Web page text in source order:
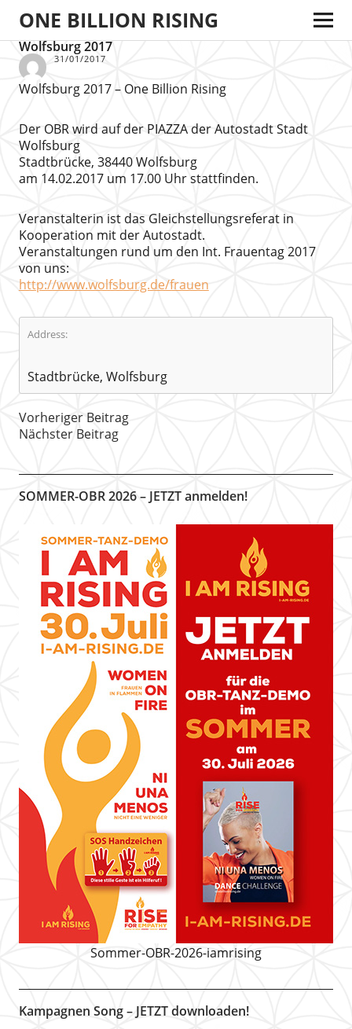
ONE BILLION RISING
Wolfsburg 2017
31/01/2017
Wolfsburg 2017 – One Billion Rising
Der OBR wird auf der PIAZZA der Autostadt Stadt
Wolfsburg
Stadtbrücke, 38440 Wolfsburg
am 14.02.2017 um 17.00 Uhr stattfinden.
Veranstalterin ist das Gleichstellungsreferat in
Kooperation mit der Autostadt.
Veranstaltungen rund um den Int. Frauentag 2017
von uns:
http://www.wolfsburg.de/frauen
Address:
Stadtbrücke, Wolfsburg
Vorheriger Beitrag
Nächster Beitrag
SOMMER-OBR 2026 – JETZT anmelden!
Sommer-OBR-2026-iamrising
Kampagnen Song – JETZT downloaden!